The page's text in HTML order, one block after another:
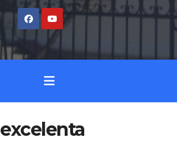
excelenta